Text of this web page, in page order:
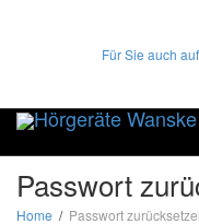
Für Sie auch
Passwort
Home
Passwort